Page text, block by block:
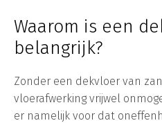
Waarom is een
belangrijk?
Zonder een dekvloer van
vloerafwerking vrijwel
er namelijk voor dat